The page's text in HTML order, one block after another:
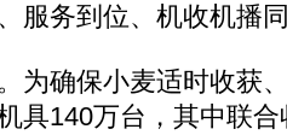
服务到位、机收机播
确保小麦适时收获、
具140万台，其中联